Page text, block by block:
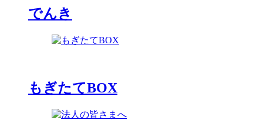
でんき
もぎたてBOX